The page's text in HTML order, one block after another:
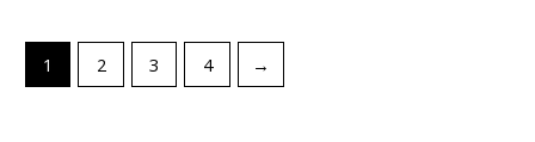
1 2 3 4 →